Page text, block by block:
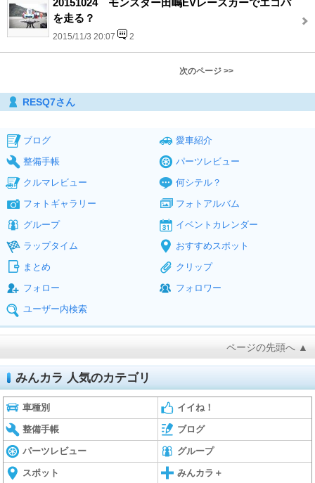
20151024 モンスター田嶋EVレースカーでエコパ
を走る？
2015/11/3 20:07 2
次のページ >>
RESQ7さん
ブログ
愛車紹介
整備手帳
パーツレビュー
クルマレビュー
何シテル？
フォトギャラリー
フォトアルバム
グループ
イベントカレンダー
ラップタイム
おすすめスポット
まとめ
クリップ
フォロー
フォロワー
ユーザー内検索
ページの先頭へ ▲
みんカラ 人気のカテゴリ
車種別 イイね！
整備手帳 ブログ
パーツレビュー グループ
スポット みんカラ＋